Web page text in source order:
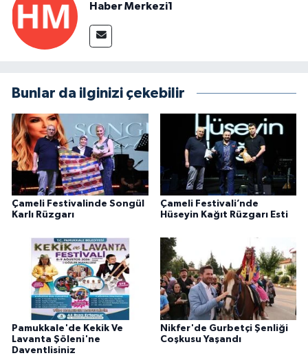
Haber Merkezi1
Bunlar da ilginizi çekebilir
Çameli Festivalinde Songül
Karlı Rüzgarı
Çameli Festivali’nde
Hüseyin Kağıt Rüzgarı Esti
Pamukkale'de Kekik Ve
Lavanta Şöleni'ne
Daventlisiniz
Nikfer'de Gurbetçi Şenliği
Coşkusu Yaşandı